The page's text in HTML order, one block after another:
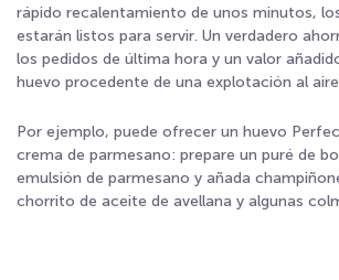
rápido recalentamiento de unos minutos,
estarán listos para servir. Un verdadero
los pedidos de última hora y un valor
huevo procedente de una explotación al
Por ejemplo, puede ofrecer un huevo
crema de parmesano: prepare un puré de
emulsión de parmesano y añada
chorrito de aceite de avellana y algunas